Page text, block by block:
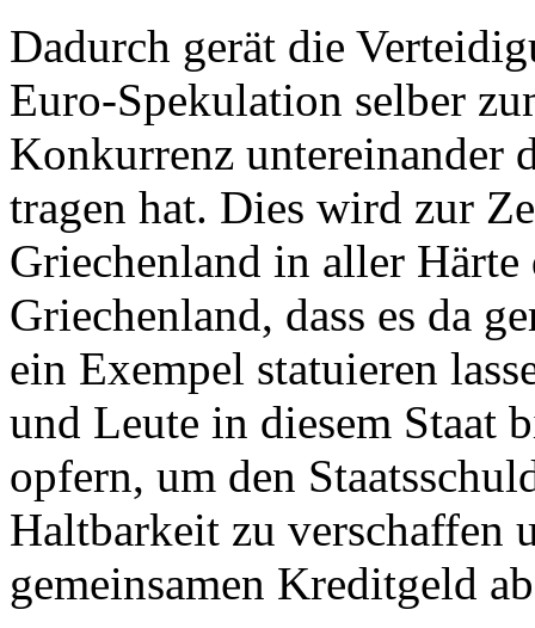
Dadurch gerät die
Euro-Spekulation selber
Konkurrenz untereinander
tragen hat. Dies wird zur
Griechenland in aller
Griechenland, dass es da
ein Exempel statuieren
und Leute in diesem Staat
opfern, um den
Haltbarkeit zu verschaffen
gemeinsamen Kreditgeld